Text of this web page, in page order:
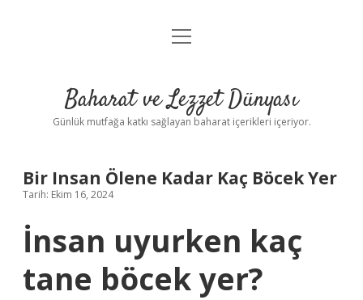
Anasayfa
Yasal Uyarı
menüyü
Baharat ve Lezzet Dünyası
Günlük mutfağa katkı sağlayan baharat içerikleri içeriyor.
Bir Insan Ölene Kadar Kaç Böcek Yer
Tarih: Ekim 16, 2024
İnsan uyurken kaç
tane böcek yer?